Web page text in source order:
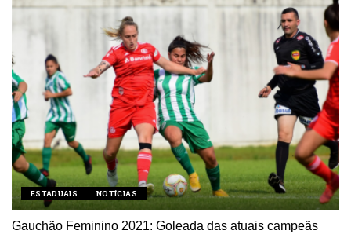
ESTADUAIS NOTÍCIAS
Gauchão Feminino 2021: Goleada das atuais campeãs